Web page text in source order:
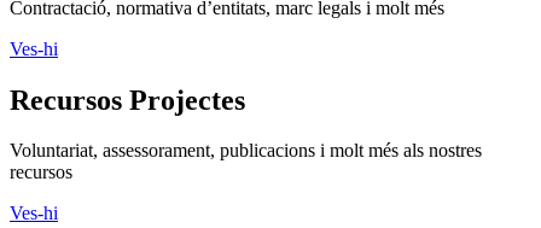
Contractació, normativa d’entitats, marc legals i molt més
Ves-hi
Recursos Projectes
Voluntariat, assessorament, publicacions i molt més als nostres
recursos
Ves-hi